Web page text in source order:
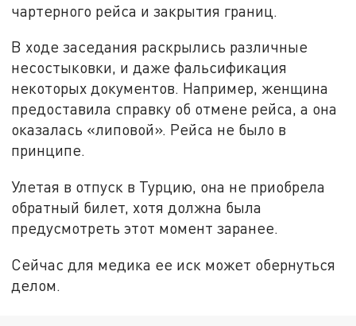
чартерного рейса и закрытия границ.
В ходе заседания раскрылись различные
несостыковки, и даже фальсификация
некоторых документов. Например, женщина
предоставила справку об отмене рейса, а она
оказалась «липовой». Рейса не было в
принципе.
Улетая в отпуск в Турцию, она не приобрела
обратный билет, хотя должна была
предусмотреть этот момент заранее.
Сейчас для медика ее иск может обернуться
делом.